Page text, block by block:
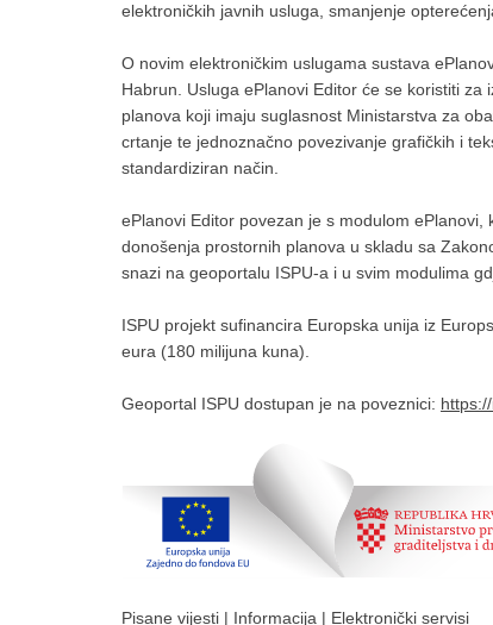
elektroničkih javnih usluga, smanjenje
O novim elektroničkim uslugama sustava
Habrun. Usluga ePlanovi Editor će se koristiti
planova koji imaju suglasnost Ministarstva za
crtanje te jednoznačno povezivanje grafičkih i
standardiziran način.
ePlanovi Editor povezan je s modulom
donošenja prostornih planova u skladu sa
snazi na geoportalu ISPU-a i u svim modulima
ISPU projekt sufinancira Europska unija iz
eura (180 milijuna kuna).
Geoportal ISPU dostupan je na poveznici:
Pisane vijesti | Informacija | Elektronički servisi